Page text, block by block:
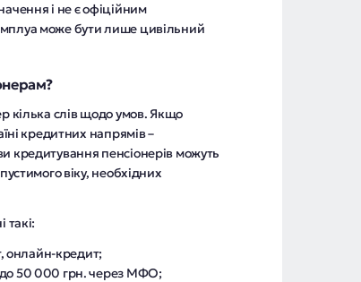
і не є офіційним
може бути лише цивільний
кілька слів щодо умов. Якщо
кредитних напрямів –
кредитування пенсіонерів можуть
віку, необхідних
такі:
онлайн-кредит;
до 50 000 грн. через МФО;